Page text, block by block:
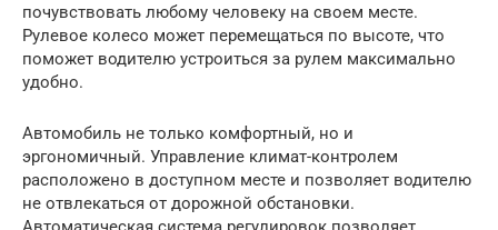
почувствовать любому человеку на своем месте.
Рулевое колесо может перемещаться по высоте, что
поможет водителю устроиться за рулем максимально
удобно.
Автомобиль не только комфортный, но и
эргономичный. Управление климат-контролем
расположено в доступном месте и позволяет водителю
не отвлекаться от дорожной обстановки.